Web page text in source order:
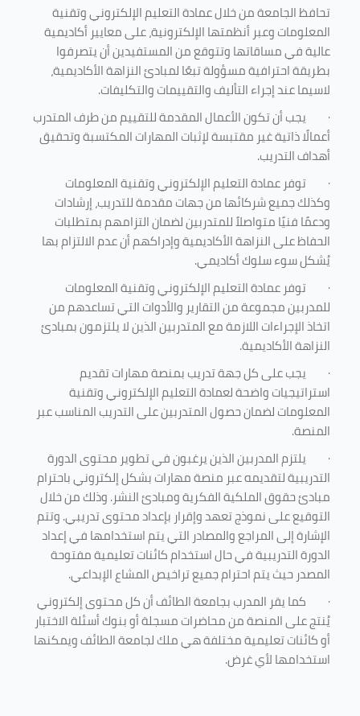
تحافظ الجامعة من خلال عمادة التعليم الإلكتروني وتقنية
المعلومات وعبر أنظمتها الإلكترونية، على معايير أكاديمية
عالية في مساقاتها وتتوقع من المستفيدين أن يتصرفوا
بطريقة احترافية مسؤولة تبعًا لمبادئ النزاهة الأكاديمية،
لاسيما عند إجراء التأليف والتقييمات والتكليفات.
· يجب أن تكون الأعمال المقدمة للتقييم من طرف المتدرب
أعمالًا ذاتية غير مقتبسة لإثبات المهارات المكتسبة وتحقيق
أهداف التدريب.
· توفر عمادة التعليم الإلكتروني وتقنية المعلومات
وكذلك جميع شركائها من جهات مقدمة للتدريب، إرشادات
ودعمًا فنيًا متواصلاً للمتدربين لضمان التزامهم بمتطلبات
الحفاظ على النزاهة الأكاديمية وإدراكهم أن عدم الالتزام بها
يُشكل سوء سلوك أكاديمي.
· توفر عمادة التعليم الإلكتروني وتقنية المعلومات
للمدربين مجموعة من التقارير والأدوات التي تساعدهم من
اتخاذ الإجراءات اللازمة مع المتدربين الذين لا يلتزمون بمبادئ
النزاهة الأكاديمية.
· يجب على كل جهة تدريب بمنصة مهارات تقديم
استراتيجيات واضحة لعمادة التعليم الإلكتروني وتقنية
المعلومات لضمان حصول المتدربين على التدريب المناسب عبر
المنصة.
· يلتزم المدربين الذين يرغبون في تطوير محتوى الدورة
التدريبية لتقديمه عبر منصة مهارات بشكل إلكتروني باحترام
مبادئ حقوق الملكية الفكرية ومبادئ النشر. وذلك من خلال
التوقيع على نموذج تعهد وإقرار بإعداد محتوى تدريبي. وتتم
الإشارة إلى المراجع والمصادر التي يتم استخدامها في إعداد
الدورة التدريبية في حال استخدام كائنات تعليمية مفتوحة
المصدر حيث يتم احترام جميع تراخيص المشاع الإبداعي.
· كما يقر المدرب بجامعة الطائف أن كل محتوى إلكتروني
يُنتج على المنصة من محاضرات مسجلة أو بنوك أسئلة الاختبار
أو كائنات تعليمية مختلفة هي ملك لجامعة الطائف ويمكنها
استخدامها لأي غرض.